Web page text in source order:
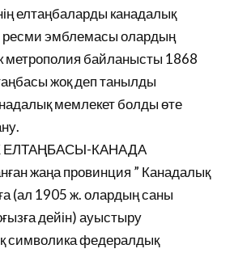
елтаңбаларды канадалық
ресми эмблемасы олардың
метрополия байланысты 1868
жоқ деп танылды
мемлекет болды өте
ЕЛТАҢБАСЫ-КАНАДА
жаңа провинция ” Канадалық
(ал 1905 ж. олардың саны
дейін) ауыстыру
символика федералдық